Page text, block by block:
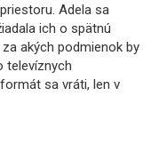
Adela sa
ich o spätnú
akých podmienok by
televíznych
sa vráti, len v